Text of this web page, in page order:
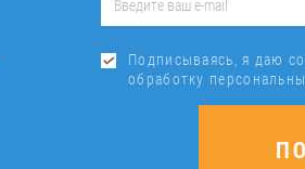
Подписываясь, я даю
обработку